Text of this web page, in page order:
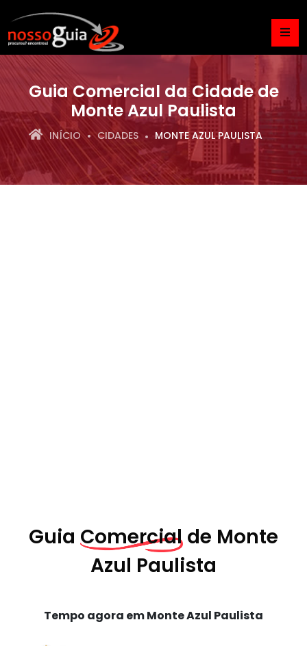
Guia Comercial da Cidade de
Monte Azul Paulista
INÍCIO CIDADES MONTE AZUL PAULISTA
Guia Comercial de Monte
Azul Paulista
Tempo agora em Monte Azul Paulista